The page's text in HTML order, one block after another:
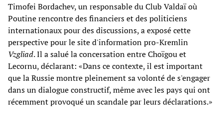
Timofei Bordachev, un responsable du Club Valdaï où
Poutine rencontre des financiers et des politiciens
internationaux pour des discussions, a exposé cette
perspective pour le site d'information pro-Kremlin
Vzgliad. Il a salué la concersation entre Choïgou et
Lecornu, déclarant: «Dans ce contexte, il est important
que la Russie montre pleinement sa volonté de s'engager
dans un dialogue constructif, même avec les pays qui ont
récemment provoqué un scandale par leurs déclarations.»